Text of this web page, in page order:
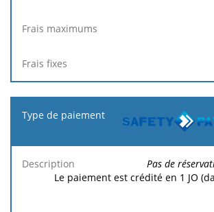
Pas de
Le paiement est crédité en 1 JO